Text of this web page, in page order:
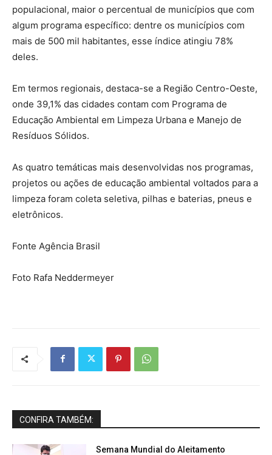
populacional, maior o percentual de municípios que com
algum programa específico: dentre os municípios com
mais de 500 mil habitantes, esse índice atingiu 78%
deles.
Em termos regionais, destaca-se a Região Centro-Oeste,
onde 39,1% das cidades contam com Programa de
Educação Ambiental em Limpeza Urbana e Manejo de
Resíduos Sólidos.
As quatro temáticas mais desenvolvidas nos programas,
projetos ou ações de educação ambiental voltados para a
limpeza foram coleta seletiva, pilhas e baterias, pneus e
eletrônicos.
Fonte Agência Brasil
Foto Rafa Neddermeyer
CONFIRA TAMBÉM:
Semana Mundial do Aleitamento